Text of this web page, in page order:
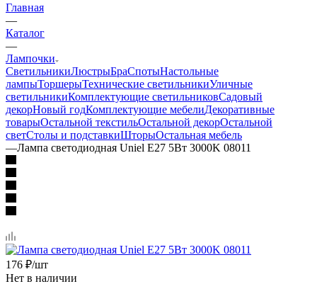
Главная
—
Каталог
—
Лампочки
СветильникиЛюстрыБраСпотыНастольные
лампыТоршерыТехнические светильникиУличные
светильникиКомплектующие светильниковСадовый
декорНовый годКомплектующие мебелиДекоративные
товарыОстальной текстильОстальной декорОстальной
светСтолы и подставкиШторыОстальная мебель
—Лампа светодиодная Uniel E27 5Вт 3000K 08011
176 ₽/шт
Нет в наличии